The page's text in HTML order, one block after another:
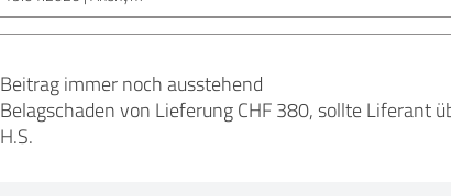
Beitrag immer noch ausstehend
Belagschaden von Lieferung CHF 380, sollte Liferant
H.S.